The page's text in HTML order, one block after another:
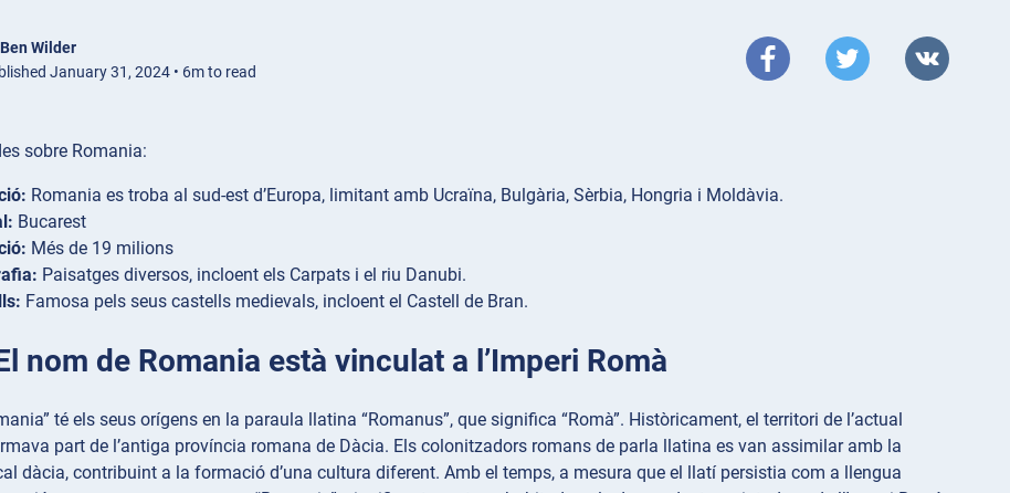
Ben Wilder
January 31, 2024 • 6m to read
sobre Romania:
Romania es troba al sud-est d’Europa, limitant amb Ucraïna, Bulgària, Sèrbia, Hongria i Moldàvia.
Bucarest
Més de 19 milions
Paisatges diversos, incloent els Carpats i el riu Danubi.
Famosa pels seus castells medievals, incloent el Castell de Bran.
nom de Romania està vinculat a l’Imperi Romà
té els seus orígens en la paraula llatina “Romanus”, que significa “Romà”. Històricament, el territori de l’actual
part de l’antiga província romana de Dàcia. Els colonitzadors romans de parla llatina es van assimilar amb la
dàcia, contribuint a la formació d’una cultura diferent. Amb el temps, a mesura que el llatí persistia com a llengua